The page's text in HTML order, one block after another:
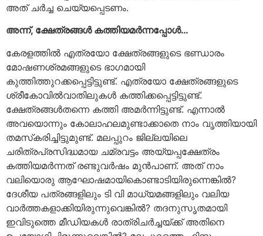
അത് ചര്‍ച്ച ചെയ്യപ്പെടണം.
അന്ന്, ക്ഷേത്രങ്ങള്‍ കത്തിയമര്‍ന്നപ്പോള്‍…
കേരളത്തില്‍ എത്രയോ ക്ഷേത്രങ്ങളുടെ ഭണ്ഡാരം
മോഷണശ്രമങ്ങളുടെ ഭാഗമായി
കുത്തിത്തുറക്കപ്പെട്ടിട്ടുണ്ട്. എത്രയോ ക്ഷേത്രങ്ങളുടെ
ശ്രീകോവില്‍വാതിലുകള്‍ കത്തിക്കപ്പെട്ടിട്ടുണ്ട്.
ക്ഷേത്രങ്ങള്‍തന്നെ കത്തി അമര്‍ന്നിട്ടുണ്ട്. എന്നാല്‍
അവയൊന്നും കോലാഹലമുണ്ടാക്കാതെ നാം വൃത്തിയായി
തമസ്‌കരിച്ചിട്ടുമുണ്ട്. മലപ്പുറം ജില്ലയിലെ
ചരിത്രപ്രസിദ്ധമായ ചമ്രവട്ടം അയ്യപ്പക്ഷേത്രം
കത്തിയമര്‍ന്നത് രണ്ടുവര്‍ഷം മുന്‍പാണ്. അത് നാം
വലിയൊരു ആഘോഷമായികൊണ്ടാടിയിരുന്നെങ്കില്‍?
ദേശീയ പത്രങ്ങളിലും ടി വി മാധ്യമങ്ങളിലും വലിയ
വാര്‍ത്തകളാക്കിയിരുന്നുവെങ്കില്‍? തദനുസൃതമായി
ഇവിടുത്തെ മീഡിയകള്‍ രാത്രിചര്‍ച്ചയ്ക്ക് അതിനെ